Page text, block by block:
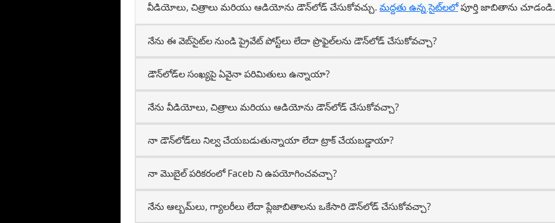
వీడియోలు, చిత్రాలు మరియు ఆడియోను డౌన్‌లోడ్ చేసుకోవచ్చు. మద్దతు ఉన్న సైట్‌లలోపూర్తి జాబితాను చూడండి.
నేను ఈ వెబ్‌సైట్‌ల నుండి ప్రైవేట్ పోస్ట్‌లు లేదా ప్రొఫైల్‌లను డౌన్‌లోడ్ చేసుకోవచ్చా?
డౌన్‌లోడ్‌ల సంఖ్యపై ఏవైనా పరిమితులు ఉన్నాయా?
నేను వీడియోలు, చిత్రాలు మరియు ఆడియోను డౌన్‌లోడ్ చేసుకోవచ్చా?
నా డౌన్‌లోడ్‌లు నిల్వ చేయబడుతున్నాయా లేదా ట్రాక్ చేయబడ్డాయా?
నా మొబైల్ పరికరంలో Faceb ని ఉపయోగించవచ్చా?
నేను ఆల్బమ్‌లు, గ్యాలరీలు లేదా ప్లేజాబితాలను ఒకేసారి డౌన్‌లోడ్ చేసుకోవచ్చా?